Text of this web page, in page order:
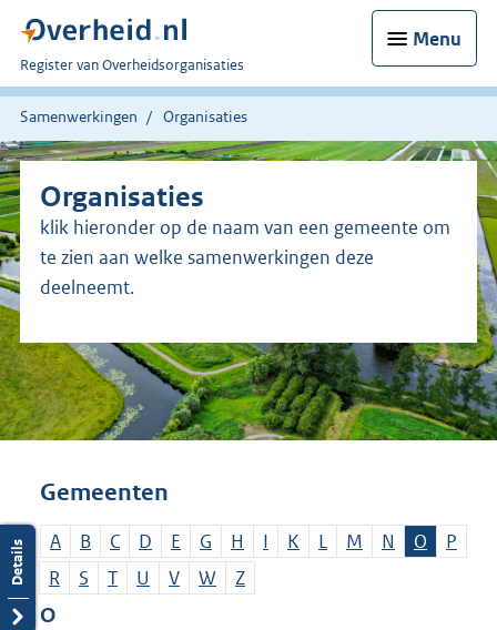
Menu
U
bent
nu
Register van Overheidsorganisaties
Samenwerkingen Organisaties
Organisaties
klik hieronder op de naam van een gemeente om
te zien aan welke samenwerkingen deze
deelneemt.
Gemeenten
A B C D E G H I K L M N O
P
R
S T U V W Z
O